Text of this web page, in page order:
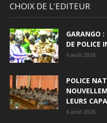
CHOIX DE L'EDITEUR
GARANGO
DE POLICE
6 août 2026
POLICE
LEURS
6 août 2026